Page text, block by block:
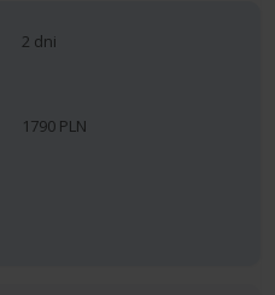
2 dni
1790 PLN